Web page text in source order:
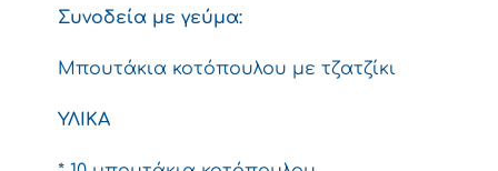
Συνοδεία με γεύμα:
Μπουτάκια κοτόπουλου με τζατζίκι
ΥΛΙΚΑ